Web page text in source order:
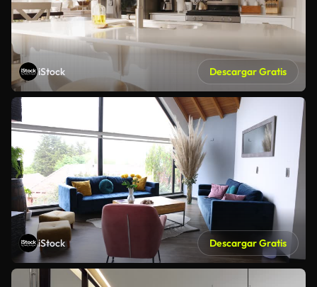
iStock Descargar Gratis
iStock Descargar Gratis